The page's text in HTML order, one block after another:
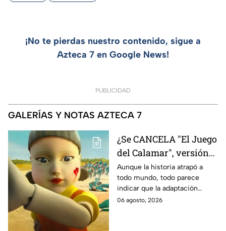
¡No te pierdas nuestro contenido, sigue a
Azteca 7 en Google News!
PUBLICIDAD
GALERÍAS Y NOTAS AZTECA 7
¿Se CANCELA "El Juego
del Calamar", versión
Estados Unidos? Esto
es lo que se sabe al
momento
Aunque la historia atrapó a
todo mundo, todo parece
indicar que la adaptación
podría ser cancelada:
06 agosto, 2026